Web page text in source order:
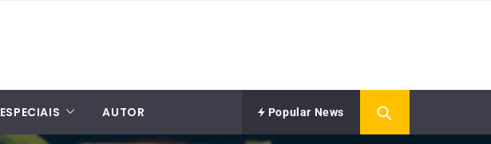
ESPECIAIS AUTOR Popular News